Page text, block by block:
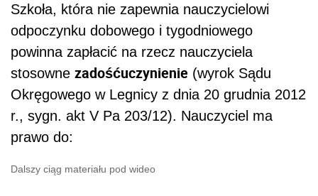
Szkoła, która nie zapewnia nauczycielowi
odpoczynku dobowego i tygodniowego
powinna zapłacić na rzecz nauczyciela
stosowne zadośćuczynienie (wyrok Sądu
Okręgowego w Legnicy z dnia 20 grudnia 2012
r., sygn. akt V Pa 203/12). Nauczyciel ma
prawo do:
Dalszy ciąg materiału pod wideo